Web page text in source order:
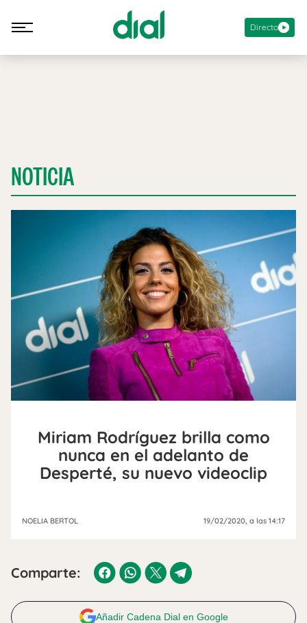
Directo
NOTICIA
Miriam Rodríguez brilla como
nunca en el adelanto de
Desperté, su nuevo videoclip
NOELIA BERTOL 19/02/2020 , a las 14:17
Comparte:
Añadir Cadena Dial en Google